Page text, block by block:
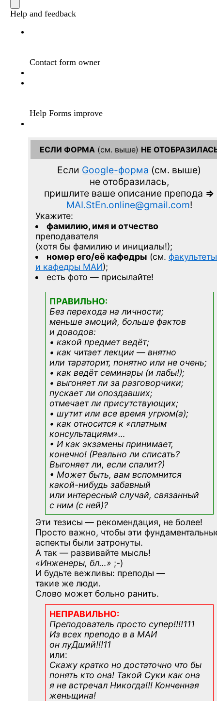
ЕСЛИ ФОРМА (см. выше) НЕ
Если Google-форма (см. выше)
не отобразилась,
пришлите ваше описание препода =>
MAI.StEn.online@gmail.com!
Укажите:
фамилию, имя и отчество
преподавателя
(хотя бы фамилию и инициалы!);
номер его/её кафедры (см. факультеты
и кафедры МАИ);
есть фото — присылайте!
ПРАВИЛЬНО:
Без перехода на личности;
меньше эмоций, больше фактов
и доводов:
• какой предмет ведёт;
• как читает лекции — внятно
или тараторит, понятно или не очень;
• как ведёт семинары (и лабы!);
• выгоняет ли за разговорчики;
пускает ли опоздавших;
отмечает ли присутствующих;
• шутит или все время угрюм(а);
• как относится к «платным
консультациям»…
• И как экзамены принимает,
конечно! (Реально ли списать?
Выгоняет ли, если спалит?)
• Может быть, вам вспомнится
какой-нибудь забавный
или интересный случай, связанный
с ним (с ней)?
Эти тезисы — рекомендация, не более!
Просто важно, чтобы эти
аспекты были затронуты.
А так — развивайте мысль!
«Инженеры, бл…» ;-)
И будьте вежливы: преподы —
такие же люди.
Слово может больно ранить.
НЕПРАВИЛЬНО:
Преподователь просто супер!!!!111
Из всех преподо в в МАИ
он луДший!!!11
или:
Скажу кратко но достаточно что бы
понять кто она! Такой Суки как она
я не встречал Никогда!!! Конченная
женьщина!